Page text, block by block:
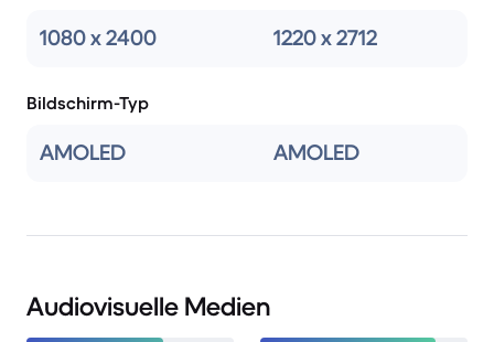
1080 x 2400 1220 x 2712
Bildschirm-Typ
AMOLED AMOLED
Audiovisuelle Medien